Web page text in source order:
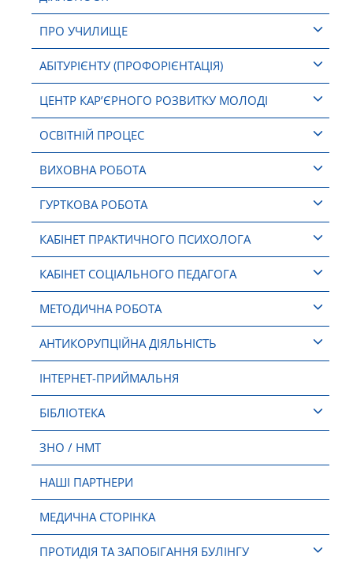
ПРО УЧИЛИЩЕ
АБІТУРІЄНТУ (ПРОФОРІЄНТАЦІЯ)
ЦЕНТР КАР’ЄРНОГО РОЗВИТКУ МОЛОДІ
ОСВІТНІЙ ПРОЦЕС
ВИХОВНА РОБОТА
ГУРТКОВА РОБОТА
КАБІНЕТ ПРАКТИЧНОГО ПСИХОЛОГА
КАБІНЕТ СОЦІАЛЬНОГО ПЕДАГОГА
МЕТОДИЧНА РОБОТА
АНТИКОРУПЦІЙНА ДІЯЛЬНІСТЬ
ІНТЕРНЕТ-ПРИЙМАЛЬНЯ
БІБЛІОТЕКА
ЗНО / НМТ
НАШІ ПАРТНЕРИ
МЕДИЧНА СТОРІНКА
ПРОТИДІЯ ТА ЗАПОБІГАННЯ БУЛІНГУ